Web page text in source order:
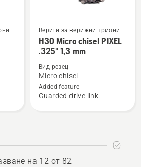
Вижте
повече
подробности
за
H30
Micro
Вериги за верижни триони
H30 Micro chisel PIXEL
.325" 1,3 mm
Вид резец
Micro chisel
Added feature
Guarded drive link
на 12 от 82